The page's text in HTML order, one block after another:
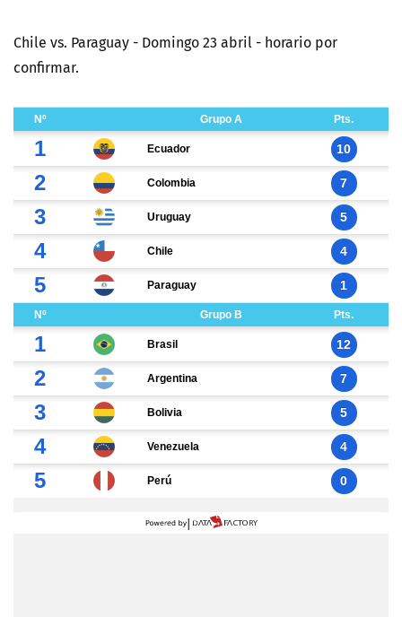
Chile vs. Paraguay - Domingo 23 abril - horario por
confirmar.